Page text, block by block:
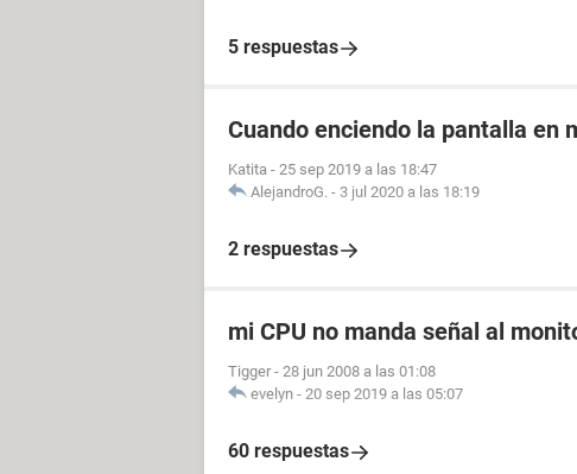
5 respuestas
Cuando enciendo la pantalla en
Katita - 25 sep 2019 a las 18:47
AlejandroG. - 3 jul 2020 a las 18:19
2 respuestas
mi CPU no manda señal al
Tigger - 28 jun 2008 a las 01:08
evelyn - 20 sep 2019 a las 05:07
60 respuestas